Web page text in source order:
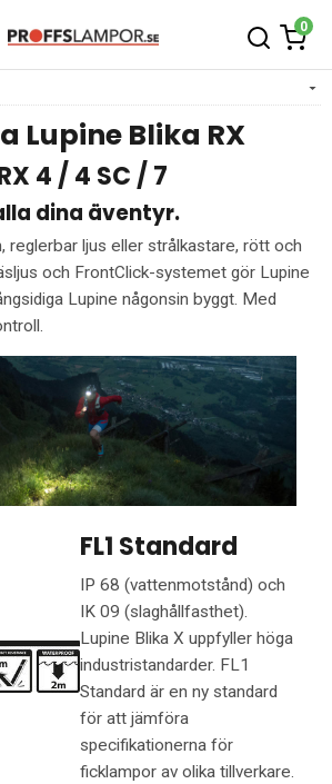
0
Lupine Blika RX
4 / 4 SC / 7
dina äventyr.
reglerbar ljus eller strålkastare, rött och
och FrontClick-systemet gör Lupine
Lupine någonsin byggt. Med
FL1 Standard
IP 68 (vattenmotstånd) och
IK 09 (slaghållfasthet).
Lupine Blika X uppfyller höga
industristandarder. FL1
Standard är en ny standard
för att jämföra
specifikationerna för
ficklampor av olika tillverkare.